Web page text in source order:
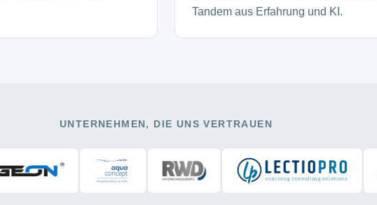
Tandem aus Erfahrung und KI.
UNTERNEHMEN, DIE UNS VERTRAUEN